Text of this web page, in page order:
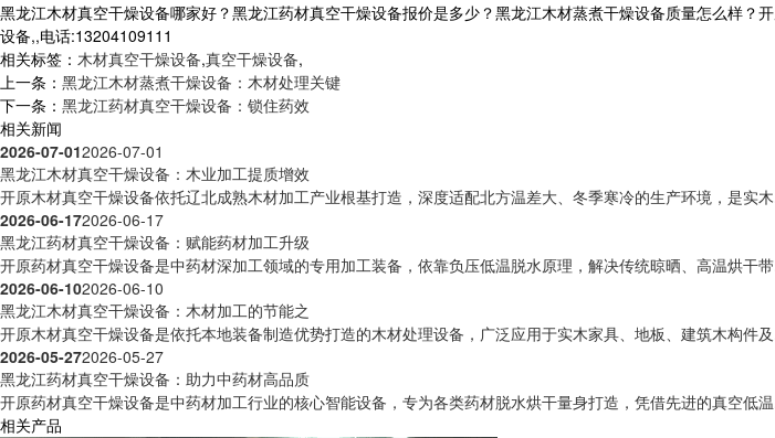
黑龙江木材真空干燥设备哪家好？黑龙江药材真空干燥设备报价是多少？黑龙江木材蒸煮干燥设备质量怎么样
设备,,电话:13204109111
相关标签： 木材真空干燥设备,真空干燥设备,
上一条： 黑龙江木材蒸煮干燥设备：木材处理关键
下一条： 黑龙江药材真空干燥设备：锁住药效
相关新闻
2026-07-012026-07-01
黑龙江木材真空干燥设备：木业加工提质增效
开原木材真空干燥设备依托辽北成熟木材加工产业根基打造，深度适配北方温差大、冬季寒冷的生产环境，是实
2026-06-172026-06-17
黑龙江药材真空干燥设备：赋能药材加工升级
开原药材真空干燥设备是中药材深加工领域的专用加工装备，依靠负压低温脱水原理，解决传统晾晒、高温烘干
2026-06-102026-06-10
黑龙江木材真空干燥设备：木材加工的节能之
开原木材真空干燥设备是依托本地装备制造优势打造的木材处理设备，广泛应用于实木家具、地板、建筑木构件
2026-05-272026-05-27
黑龙江药材真空干燥设备：助力中药材高品质
开原药材真空干燥设备是中药材加工行业的核心智能设备，专为各类药材脱水烘干量身打造，凭借先进的真空低
相关产品